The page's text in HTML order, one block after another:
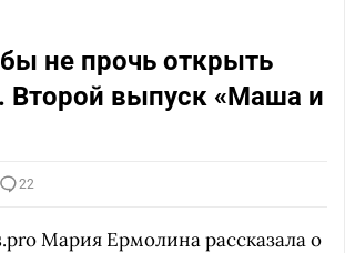
не прочь открыть
Второй выпуск «Маша и
22
Мария Ермолина рассказала о